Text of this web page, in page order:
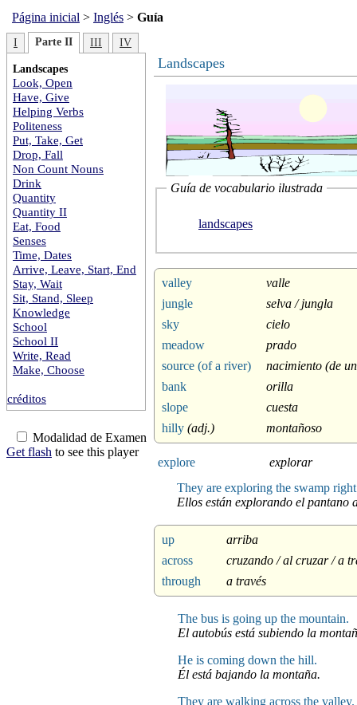
Página inicial > Inglés > Guía
I Parte II III IV
Landscapes
Look, Open
Have, Give
Helping Verbs
Politeness
Put, Take, Get
Drop, Fall
Non Count Nouns
Drink
Quantity
Quantity II
Eat, Food
Senses
Time, Dates
Arrive, Leave, Start, End
Stay, Wait
Sit, Stand, Sleep
Knowledge
School
School II
Write, Read
Make, Choose
créditos
Modalidad de Examen
Get flash to see this player
Landscapes
Guía de vocabulario ilustrada
landscapes
valley
valle
jungle
selva / jungla
sky
cielo
meadow
prado
source (of a river)
nacimiento (de
bank
orilla
slope
cuesta
hilly (adj.) montañoso
explore
explorar
They are exploring the swamp
Ellos están explorando el pantano
up
arriba
across
cruzando / al cruzar / a
through
a través
The bus is going up the mountain.
El autobús está subiendo la
He is coming down the hill.
Él está bajando la montaña.
They are walking across the valley.